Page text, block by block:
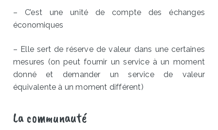
– C’est une unité de compte des échanges
économiques
– Elle sert de réserve de valeur dans une certaines
mesures (on peut fournir un service à un moment
donné et demander un service de valeur
équivalente à un moment différent)
La communauté